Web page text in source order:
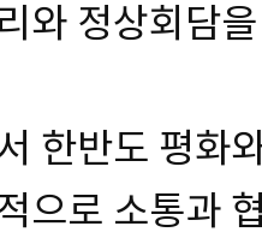
와 정상회담
한반도 평화
으로 소통과